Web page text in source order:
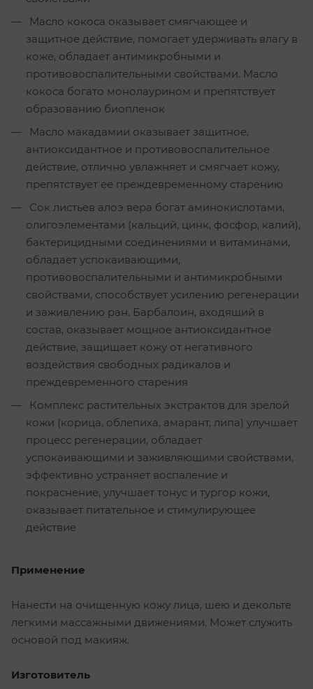
Масло кокоса оказывает смягчающее и
защитное действие, помогает удерживать влагу в
коже, обладает антимикробными и
противовоспалительными свойствами. Масло
кокоса богато монолаурином и препятствует
образованию биопленок
Масло макадамии оказывает защитное,
антиоксидантное и противовоспалительное
действие, отлично увлажняет и смягчает кожу,
препятствует ее преждевременному старению
Сок листьев алоэ вера богат аминокислотами,
олигоэлементами (кальций, цинк, фосфор, калий),
бактерицидными соединениями и витаминами,
обладает успокаивающими,
противовоспалительными и антимикробными
свойствами, способствует усилению регенерации
и заживлению ран. Барбалоин, входящий в
состав, оказывает мощное антиоксидантное
действие, защищает кожу от негативного
воздействия свободных радикалов и
преждевременного старения
Комплекс растительных экстрактов для зрелой
кожи (корица, облепиха, амарант, липа) улучшает
процесс регенерации, обладает
успокаивающими и заживляющими свойствами,
эффективно устраняет воспаление и
покраснение, улучшает тонус и тургор кожи,
оказывает питательное и стимулирующее
действие
Применение
Нанести на очищенную кожу лица, шею и декольте
легкими массажными движениями. Может служить
основой под макияж.
Изготовитель